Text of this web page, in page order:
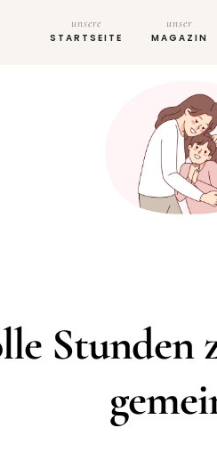
unsere
STARTSEITE
unser
MAGAZIN
Stunden